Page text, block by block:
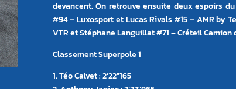
devancent. On retrouve ensuite deux espoirs
#94 – Luxosport et Lucas Rivals #15 – AMR by
VTR et Stéphane Languillat #71 – Créteil
Classement Superpole 1
1. Téo Calvet : 2’22″165